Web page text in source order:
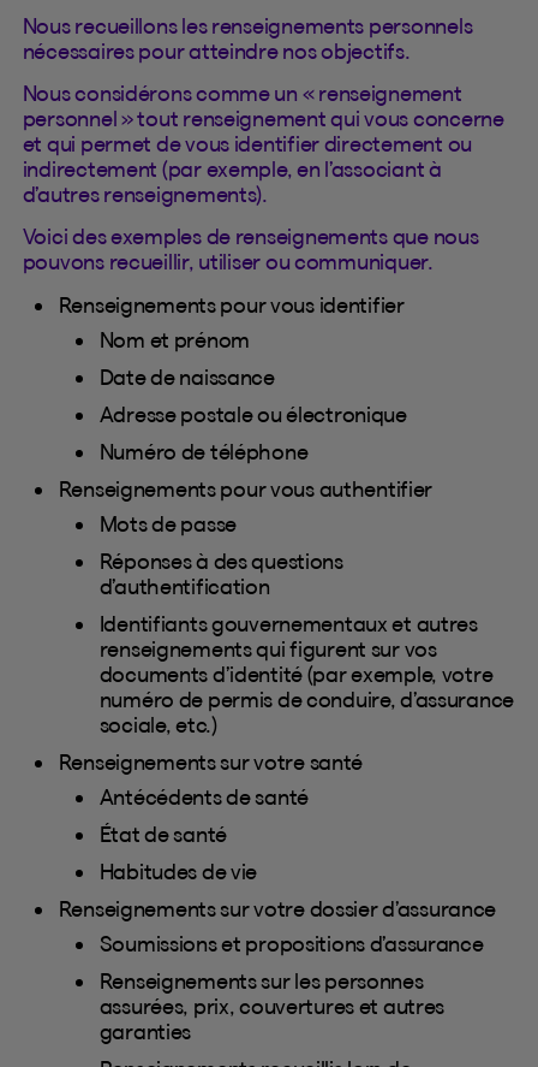
Nous recueillons les renseignements personnels
nécessaires pour atteindre nos objectifs.
Nous considérons comme un « renseignement
personnel » tout renseignement qui vous concerne
et qui permet de vous identifier directement ou
indirectement (par exemple, en l’associant à
d’autres renseignements).
Voici des exemples de renseignements que nous
pouvons recueillir, utiliser ou communiquer.
Renseignements pour vous identifier
Nom et prénom
Date de naissance
Adresse postale ou électronique
Numéro de téléphone
Renseignements pour vous authentifier
Mots de passe
Réponses à des questions
d’authentification
Identifiants gouvernementaux et autres
renseignements qui figurent sur vos
documents d’identité (par exemple, votre
numéro de permis de conduire, d’assurance
sociale, etc.)
Renseignements sur votre santé
Antécédents de santé
État de santé
Habitudes de vie
Renseignements sur votre dossier d’assurance
Soumissions et propositions d’assurance
Renseignements sur les personnes
assurées, prix, couvertures et autres
garanties